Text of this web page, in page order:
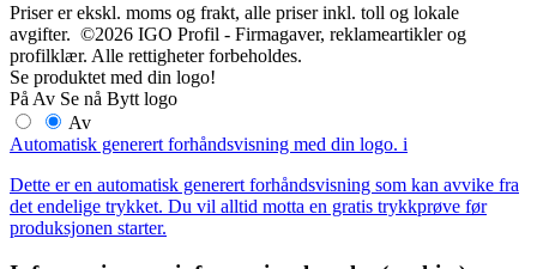
Priser er ekskl. moms og frakt, alle priser inkl. toll og lokale
avgifter. ©2026 IGO Profil - Firmagaver, reklameartikler og
profilklær. Alle rettigheter forbeholdes.
Se produktet med din logo!
På Av Se nå Bytt logo
Av
Automatisk generert forhåndsvisning med din logo. i
Dette er en automatisk generert forhåndsvisning som kan avvike fra
det endelige trykket. Du vil alltid motta en gratis trykkprøve før
produksjonen starter.